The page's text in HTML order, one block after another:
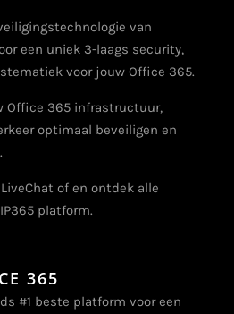
van
een uniek 3-laags security,
voor jouw Office 365.
Office 365 infrastructuur,
optimaal beveiligen en
of en ontdek alle
platform.
365
#1 beste platform voor een